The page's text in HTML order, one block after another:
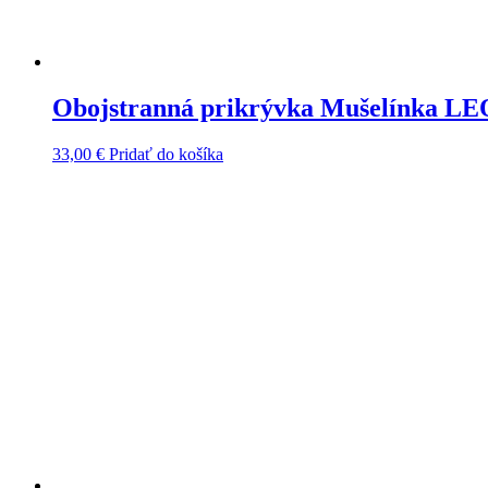
Obojstranná prikrývka Mušelínka
33,00 € Pridať do košíka